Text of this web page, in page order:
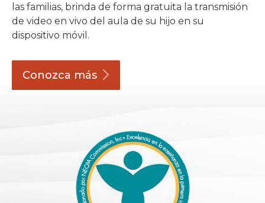
las familias, brinda de forma gratuita la transmisión
de video en vivo del aula de su hijo en su
dispositivo móvil.
Conozca más